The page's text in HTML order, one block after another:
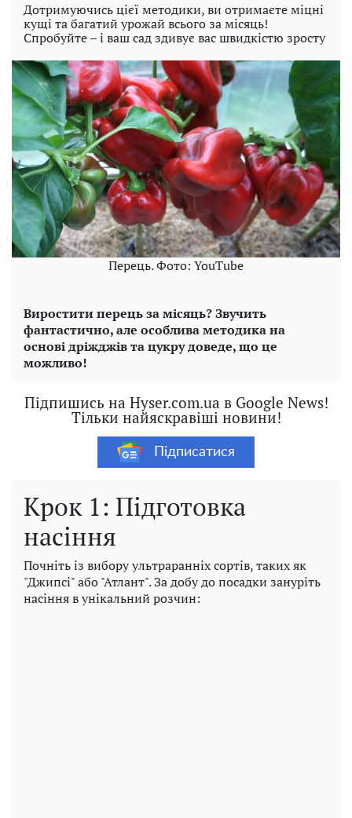
Дотримуючись цієї методики, ви отримаєте міцні
кущі та багатий урожай всього за місяць!
Спробуйте – і ваш сад здивує вас швидкістю зросту
Перець. Фото: YouTube
Виростити перець за місяць? Звучить
фантастично, але особлива методика на
основі дріжджів та цукру доведе, що це
можливо!
Підпишись на Hyser.com.ua в Google News!
Тільки найяскравіші новини!
Підписатися
Крок 1: Підготовка
насіння
Почніть із вибору ультраранніх сортів, таких як
"Джипсі" або "Атлант". За добу до посадки зануріть
насіння в унікальний розчин: